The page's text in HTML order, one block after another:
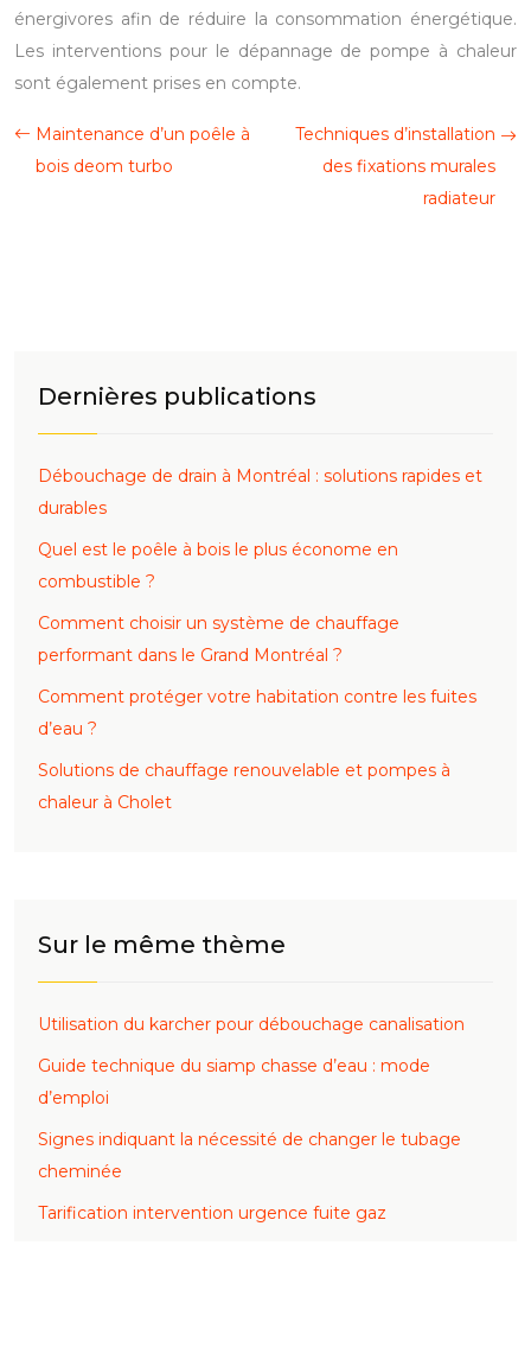
énergivores afin de réduire la consommation énergétique.
Les interventions pour le dépannage de pompe à chaleur
sont également prises en compte.
Maintenance d’un poêle à
bois deom turbo
Techniques d’installation
des fixations murales
radiateur
Dernières publications
Débouchage de drain à Montréal : solutions rapides et
durables
Quel est le poêle à bois le plus économe en
combustible ?
Comment choisir un système de chauffage
performant dans le Grand Montréal ?
Comment protéger votre habitation contre les fuites
d’eau ?
Solutions de chauffage renouvelable et pompes à
chaleur à Cholet
Sur le même thème
Utilisation du karcher pour débouchage canalisation
Guide technique du siamp chasse d’eau : mode
d’emploi
Signes indiquant la nécessité de changer le tubage
cheminée
Tarification intervention urgence fuite gaz